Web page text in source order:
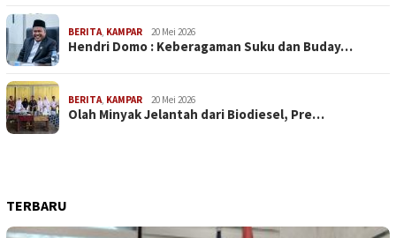
BERITA, KAMPAR 20 Mei 2026
Hendri Domo : Keberagaman Suku dan Buday…
BERITA, KAMPAR 20 Mei 2026
Olah Minyak Jelantah dari Biodiesel, Pre…
TERBARU